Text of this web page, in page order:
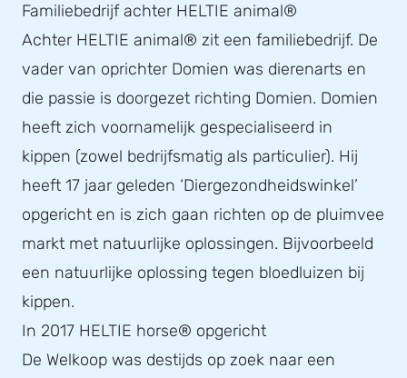
Familiebedrijf achter HELTIE animal®
Achter HELTIE animal® zit een familiebedrijf. De
vader van oprichter Domien was dierenarts en
die passie is doorgezet richting Domien. Domien
heeft zich voornamelijk gespecialiseerd in
kippen (zowel bedrijfsmatig als particulier). Hij
heeft 17 jaar geleden ‘Diergezondheidswinkel’
opgericht en is zich gaan richten op de pluimvee
markt met natuurlijke oplossingen. Bijvoorbeeld
een natuurlijke oplossing tegen bloedluizen bij
kippen.
In 2017 HELTIE horse® opgericht
De Welkoop was destijds op zoek naar een